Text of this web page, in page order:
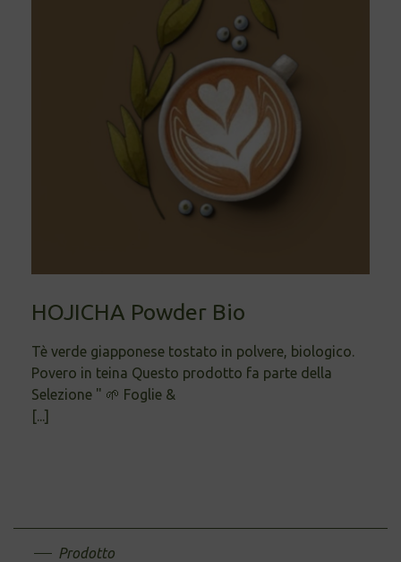
HOJICHA Powder Bio
Tè verde giapponese tostato in polvere, biologico.
Povero in teina Questo prodotto fa parte della
Selezione " 🌱 Foglie &
[...]
Prodotto